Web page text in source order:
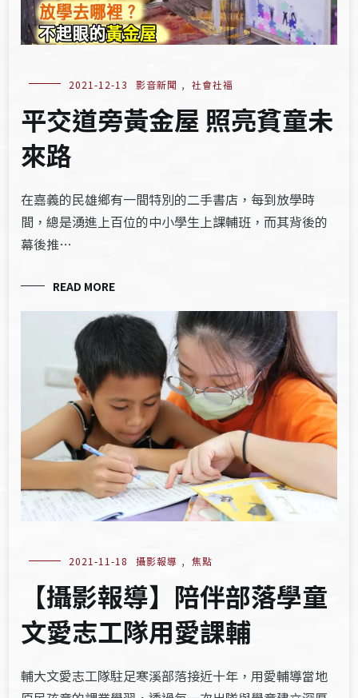
2021-12-13 影音新聞 , 社會社福
平交道旁黃金屋 照亮貧童未
來路
在嘉義的民雄鄉有一間特別的二手書店，每到放學時
間，總是湧進上百位的中小學生上課輔班，而其背後的
幕後推…
READ MORE
2021-11-18 攝影報導 , 焦點
【攝影報導】陪伴部落學童
文愛志工隊用愛課輔
輔大文愛志工隊駐足寒溪部落接近十年，用愛輔導當地